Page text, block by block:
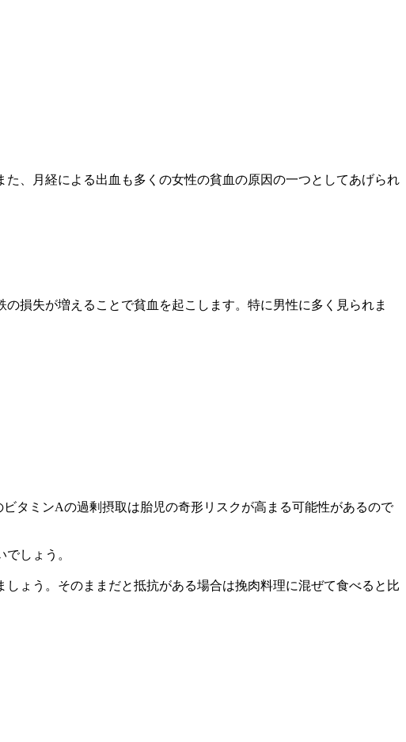
、月経による出血も多くの女性の貧血の原因の一つとしてあげられ
損失が増えることで貧血を起こします。特に男性に多く見られま
タミンAの過剰摂取は胎児の奇形リスクが高まる可能性があるので
しょう。
ょう。そのままだと抵抗がある場合は挽肉料理に混ぜて食べると比